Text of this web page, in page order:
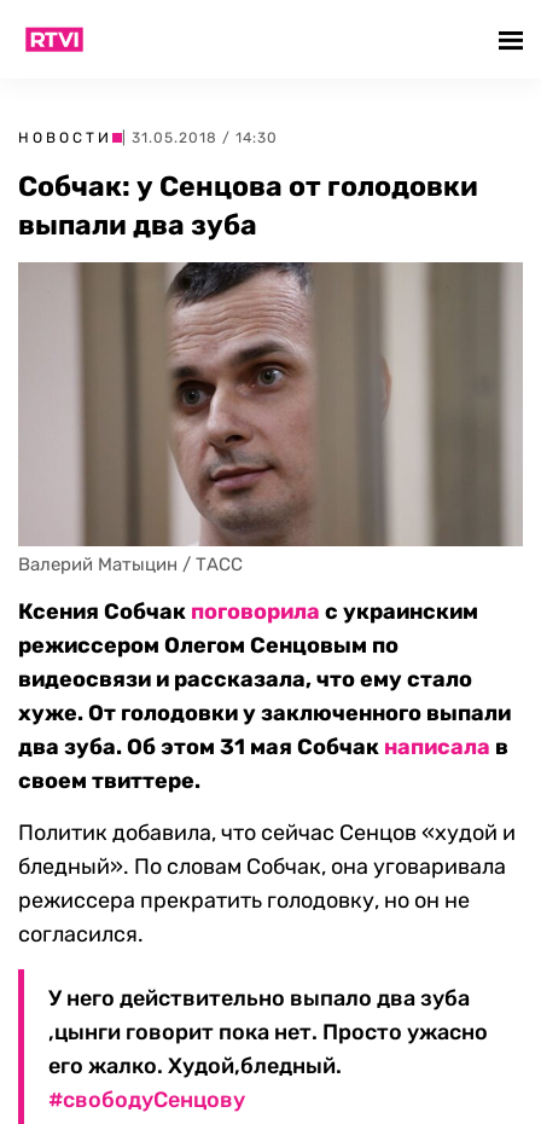
НОВОСТИ | 31.05.2018 / 14:30
Собчак: у Сенцова от голодовки
выпали два зуба
Валерий Матыцин / ТАСС
Ксения Собчак поговорила с украинским
режиссером Олегом Сенцовым по
видеосвязи и рассказала, что ему стало
хуже. От голодовки у заключенного выпали
два зуба. Об этом 31 мая Собчак написала в
своем твиттере.
Политик добавила, что сейчас Сенцов «худой и
бледный». По словам Собчак, она уговаривала
режиссера прекратить голодовку, но он не
согласился.
У него действительно выпало два зуба
,цынги говорит пока нет. Просто ужасно
его жалко. Худой,бледный.
#свободуСенцову